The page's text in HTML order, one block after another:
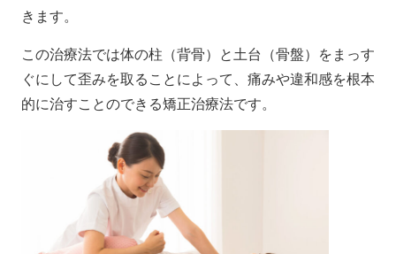
きます。
この治療法では体の柱（背骨）と土台（骨盤）をまっす
ぐにして歪みを取ることによって、痛みや違和感を根本
的に治すことのできる矯正治療法です。